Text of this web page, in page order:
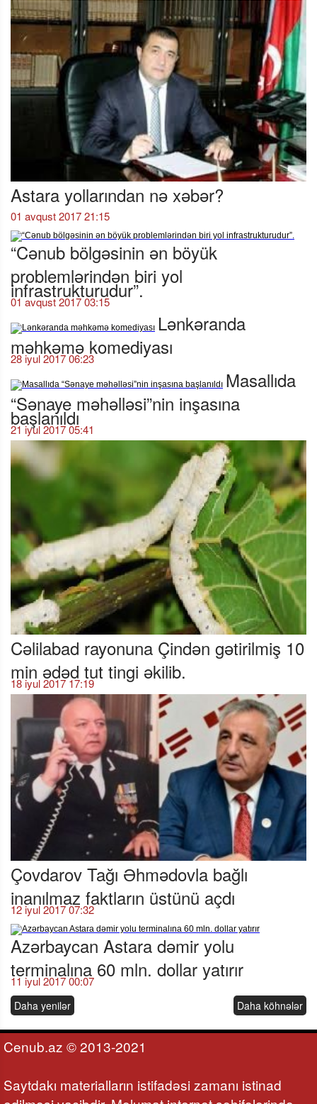
Astara yollarından nə xəbər?
01 avqust 2017 21:15
“Cənub bölgəsinin ən böyük
problemlərindən biri yol
infrastrukturudur”.
01 avqust 2017 03:15
Lənkəranda
məhkəmə komediyası
28 iyul 2017 06:23
Masallıda
“Sənaye məhəlləsi”nin inşasına
başlanıldı
21 iyul 2017 05:41
Cəlilabad rayonuna Çindən gətirilmiş 10
min ədəd tut tingi əkilib.
18 iyul 2017 17:19
Çovdarov Tağı Əhmədovla bağlı
inanılmaz faktların üstünü açdı
12 iyul 2017 07:32
Azərbaycan Astara dəmir yolu
terminalına 60 mln. dollar yatırır
11 iyul 2017 00:07
Daha yenilər Daha köhnələr
Cenub.az © 2013-2021
Saytdakı materialların istifadəsi zamanı istinad